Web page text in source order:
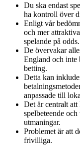
Du ska endast
ha kontroll över
Enligt vår
och mer
spelande på odds.
De övervakar
England och inte
betting.
Detta kan
anpassade till
Det är centralt
spelbeteende
utmaningar.
Problemet är att
frivilliga.